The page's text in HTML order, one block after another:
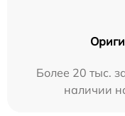
Более 20 тыс.
наличии